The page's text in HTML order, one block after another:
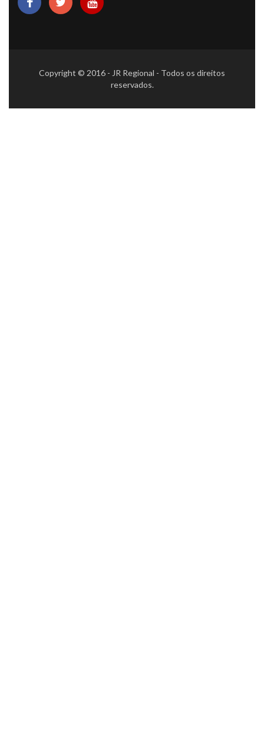
Copyright © 2016 - JR Regional - Todos os direitos
reservados.